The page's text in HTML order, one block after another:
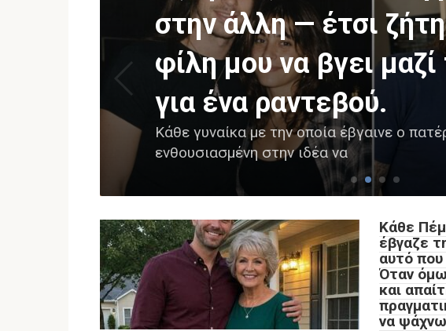
στην άλλη — έτσι
φίλη μου να βγει
για ένα ραντεβού.
Κάθε γυναίκα με την οποία έβγαινε ο
ενθουσιασμένη στην ιδέα να
Κάθε
έβγαζε
αυτό που
Όταν
και
να